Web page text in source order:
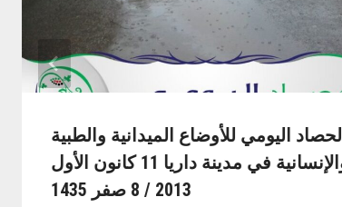
الحصاد اليومي للأوضاع الميدانية والطبية
والإنسانية في مدينة داريا 11 كانون الأول
2013 / 8 صفر 1435